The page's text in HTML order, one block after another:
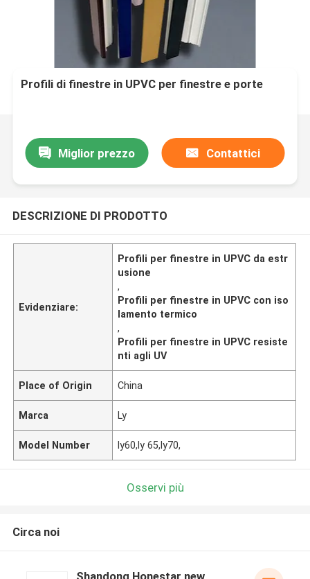
Profili di finestre in UPVC per finestre e porte
Miglior prezzo Contattici
DESCRIZIONE DI PRODOTTO
Evidenziare:
Profili per finestre in UPVC da estr
usione
,
Profili per finestre in UPVC con iso
lamento termico
,
Profili per finestre in UPVC resiste
nti agli UV
Place of Origin China
Marca Ly
Model Number ly60,ly 65,ly70,
Osservi più
Circa noi